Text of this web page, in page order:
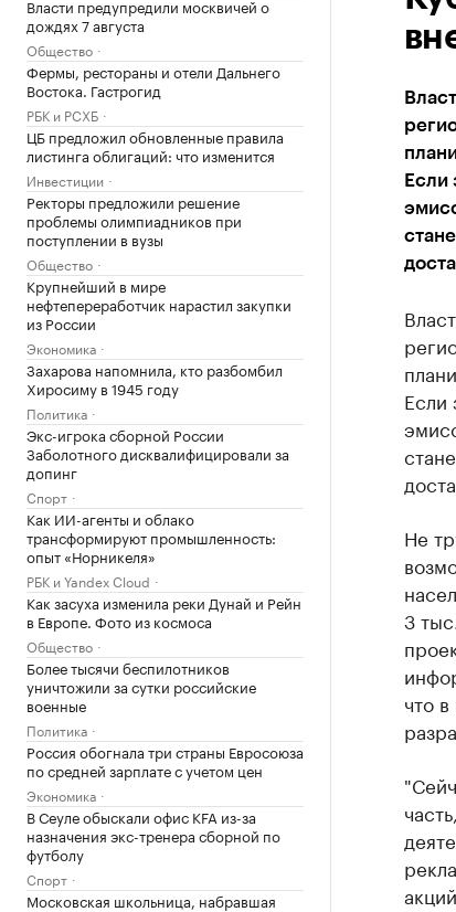
Власти предупредили москвичей о
дождях 7 августа
Общество
Фермы, рестораны и отели Дальнего
Востока. Гастрогид
РБК и РСХБ
ЦБ предложил обновленные правила
листинга облигаций: что изменится
Инвестиции
Ректоры предложили решение
проблемы олимпиадников при
поступлении в вузы
Общество
Крупнейший в мире
нефтепереработчик нарастил закупки
из России
Экономика
Захарова напомнила, кто разбомбил
Хиросиму в 1945 году
Политика
Экс-игрока сборной России
Заболотного дисквалифицировали за
допинг
Спорт
Как ИИ-агенты и облако
трансформируют промышленность:
опыт «Норникеля»
РБК и Yandex Cloud
Как засуха изменила реки Дунай и Рейн
в Европе. Фото из космоса
Общество
Более тысячи беспилотников
уничтожили за сутки российские
военные
Политика
Россия обогнала три страны Евросоюза
по средней зарплате с учетом цен
Экономика
В Сеуле обыскали офис KFA из-за
назначения экс-тренера сборной по
футболу
Спорт
Московская школьница, набравшая
Если
Если
Не
3
что
акций.